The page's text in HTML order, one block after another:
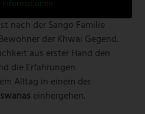
Informationen
nach der Sango Familie
der Khwai Gegend.
aus erster Hand den
die Erfahrungen
Alltag in einem der
einhergehen.